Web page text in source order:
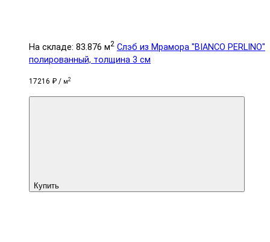
На складе: 83.876 м2 Слэб из Мрамора "BIANCO PERLINO"
полированный, толщина 3 см
17216 ₽ / м2
Купить